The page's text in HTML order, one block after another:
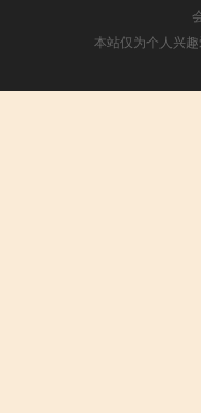
本站仅为个人兴